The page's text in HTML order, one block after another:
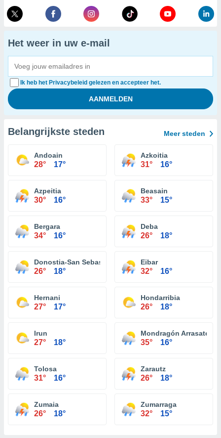
Het weer in uw e-mail
Ik heb het Privacybeleid gelezen en accepteer het.
Belangrijkste steden Meer steden
Andoain
28° 17°
Azkoitia
31° 16°
Azpeitia
30° 16°
Beasain
33° 15°
Bergara
34° 16°
Deba
26° 18°
Donostia-San Sebastián
26° 18°
Eibar
32° 16°
Hernani
27° 17°
Hondarribia
26° 18°
Irun
27° 18°
Mondragón Arrasate
35° 16°
Tolosa
31° 16°
Zarautz
26° 18°
Zumaia
26° 18°
Zumarraga
32° 15°